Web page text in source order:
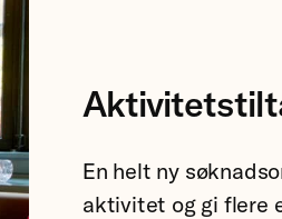
En helt ny
aktivitet og gi flere